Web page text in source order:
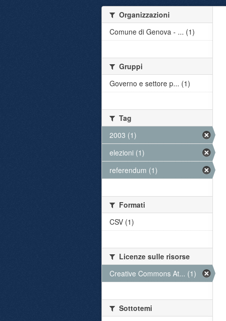
Organizzazioni
Comune di Genova - ... (1)
Gruppi
Governo e settore p... (1)
Tag
2003 (1)
elezioni (1)
referendum (1)
Formati
CSV (1)
Licenze sulle risorse
Creative Commons At... (1)
Sottotemi